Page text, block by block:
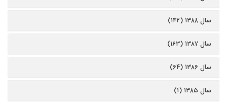
سال ۱۳۸۸ (۱۴۲)
سال ۱۳۸۷ (۱۶۳)
سال ۱۳۸۶ (۶۴)
سال ۱۳۸۵ (۱)